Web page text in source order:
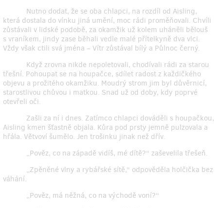
Nutno dodat, že se oba chlapci, na rozdíl od Aisling,
která dostala do vínku jiná umění, moc rádi proměňovali. Chvíli
zůstávali v lidské podobě, za okamžik už kolem uháněli bělouš
s vraníkem, jindy zase běhali vedle malé přítelkyně dva vlci.
Vždy však ctili svá jména – Vítr zůstával bílý a Půlnoc černý.
Když zrovna nikde nepoletovali, chodívali rádi za starou
třešní. Pohoupat se na houpačce, sdílet radost z každičkého
objevu a prožitého okamžiku. Moudrý strom jim byl důvěrnicí,
starostlivou chůvou i matkou. Snad už od doby, kdy poprvé
otevřeli oči.
Zašli za ní i dnes. Zatímco chlapci dováděli s houpačkou,
Aisling kmen šťastně objala. Kůra pod prsty jemně pulzovala a
hřála. Větvoví šumělo. Jen trošinku jinak než dřív.
„Pověz, co na západě vidíš, mé dítě?“ zaševelila třešeň.
„Zpěněné vlny a rybářské sítě,“ odpověděla holčička bez
váhání.
„Pověz, má něžná, co na východě voní?“